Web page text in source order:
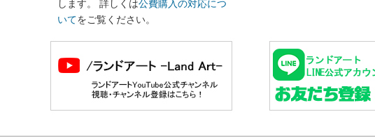
します。 詳しくは公費購入の対応につ
いてをご覧ください。